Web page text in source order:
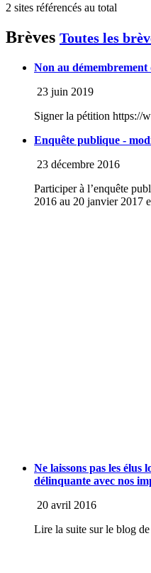
2 sites référencés au total
Brèves Toutes les
Non au démembrement
23 juin 2019
Signer la pétition https://
Enquête publique -
23 décembre 2016
Participer à l’enquête
2016 au 20 janvier 2017
Ne laissons pas les élus
délinquante avec nos
20 avril 2016
Lire la suite sur le blog